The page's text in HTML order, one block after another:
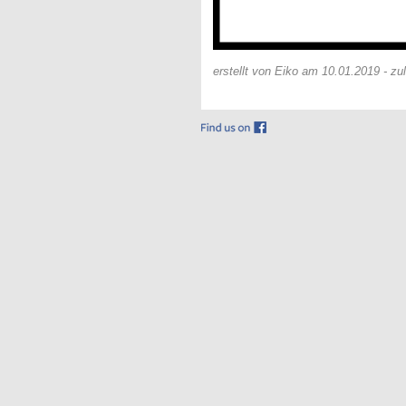
erstellt von Eiko am 10.01.2019 -